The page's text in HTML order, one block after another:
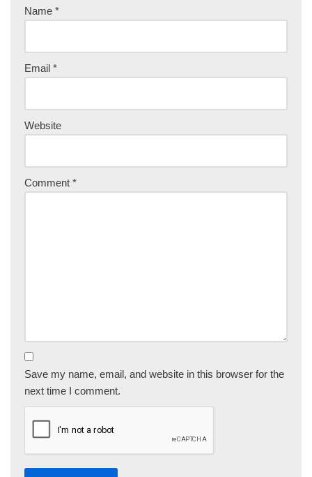
Name *
Email *
Website
Comment *
Save my name, email, and website in this browser for the
next time I comment.